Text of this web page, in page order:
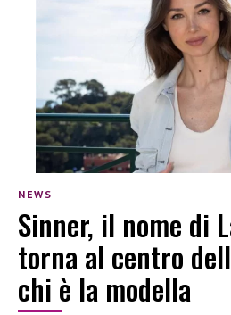
NEWS
Sinner, il nome di
torna al centro
chi è la modella